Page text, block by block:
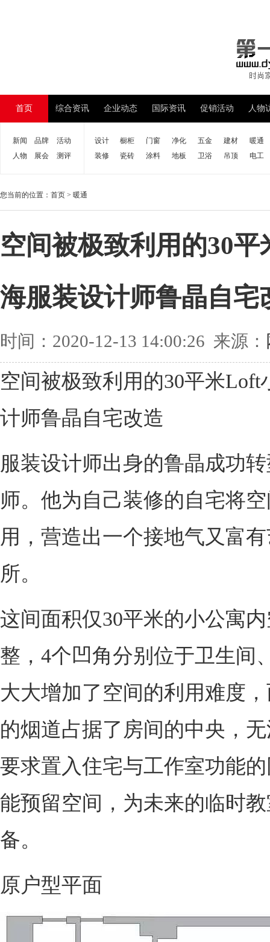
首页 综合资讯 企业动态 国际资讯 促销活动 人物
新闻 品牌
活动
人物
展会 测评
设计 橱柜 门窗 净化 五金 建材
暖通
装修
瓷砖 涂料 地板 卫浴 吊顶 电工
您当前的位置： 首页 > 暖通
空间被极致利用的30
海服装设计师鲁晶自宅
时间：2020-12-13 14:00:26 来源：
空间被极致利用的30平米Loft
计师鲁晶自宅改造
服装设计师出身的鲁晶成功
师。他为自己装修的自宅将
用，营造出一个接地气又富
所。
这间面积仅30平米的小公寓
整，4个凹角分别位于卫生间
大大增加了空间的利用难度
的烟道占据了房间的中央，
要求置入住宅与工作室功能
能预留空间，为未来的临时
备。
原户型平面